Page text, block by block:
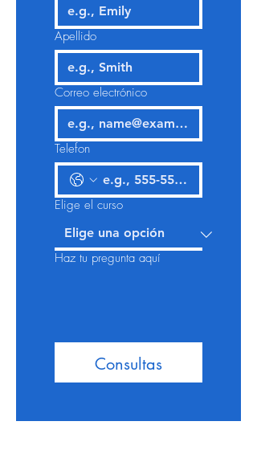
Apellido
Correo electrónico
Telefon
Elige el curso
Haz tu pregunta aquí
Consultas